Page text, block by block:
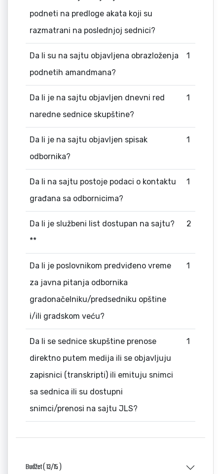
podneti na predloge akata koji su
razmatrani na poslednjoj sednici?
Da li su na sajtu objavljena obrazloženja
podnetih amandmana?
1
Da li je na sajtu objavljen dnevni red
naredne sednice skupštine?
1
Da li je na sajtu objavljen spisak
odbornika?
1
Da li na sajtu postoje podaci o kontaktu
građana sa odbornicima?
1
Da li je službeni list dostupan na sajtu?
**
2
Da li je poslovnikom predviđeno vreme
za javna pitanja odbornika
gradonačelniku/predsedniku opštine
i/ili gradskom veću?
1
Da li se sednice skupštine prenose
direktno putem medija ili se objavljuju
zapisnici (transkripti) ili emituju snimci
sa sednica ili su dostupni
snimci/prenosi na sajtu JLS?
1
Budžet ( 13/15 )